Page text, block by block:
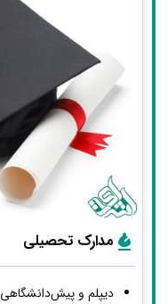
مدارک تحصیلی
دیپلم و پیش‌دانشگاهی